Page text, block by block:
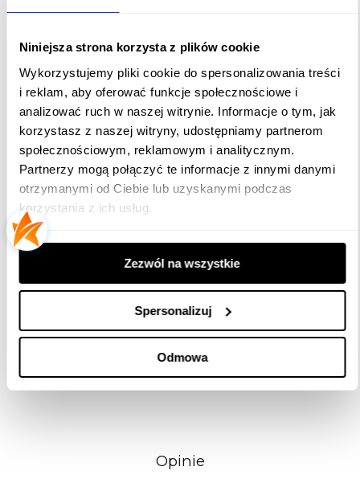
Niniejsza strona korzysta z plików cookie
Wykorzystujemy pliki cookie do spersonalizowania treści
i reklam, aby oferować funkcje społecznościowe i
analizować ruch w naszej witrynie. Informacje o tym, jak
korzystasz z naszej witryny, udostępniamy partnerom
społecznościowym, reklamowym i analitycznym.
Partnerzy mogą połączyć te informacje z innymi danymi
otrzymanymi od Ciebie lub uzyskanymi podczas
korzystania z ich usług.
Zezwól na wszystkie
Spersonalizuj
Odmowa
Iluminacja latarniowa posiada specjalnie zespojone
Ważne : Zabrania się mocowania iluminacji za pomocą
opasek zaciskowych plastikowych!
Dane techniczne:
Efekt Flash: NIE
Wymiary:40 x 90 cm
Barwa światła: ciepła lub zimna
Zastosowanie:
Waga:
Moc:36 W
Konstrukcja:Aluminium 3D
Opinie